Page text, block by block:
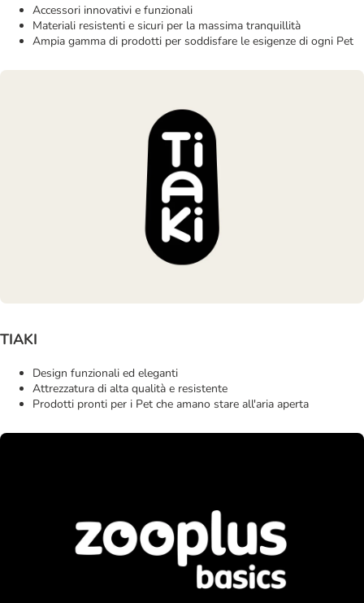
Accessori innovativi e funzionali
Materiali resistenti e sicuri per la massima tranquillità
Ampia gamma di prodotti per soddisfare le esigenze di ogni Pet
TIAKI
Design funzionali ed eleganti
Attrezzatura di alta qualità e resistente
Prodotti pronti per i Pet che amano stare all'aria aperta